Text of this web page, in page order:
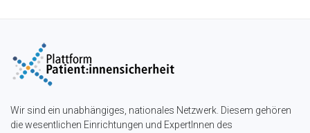
Wir sind ein unabhängiges, nationales Netzwerk. Diesem gehören
die wesentlichen Einrichtungen und ExpertInnen des